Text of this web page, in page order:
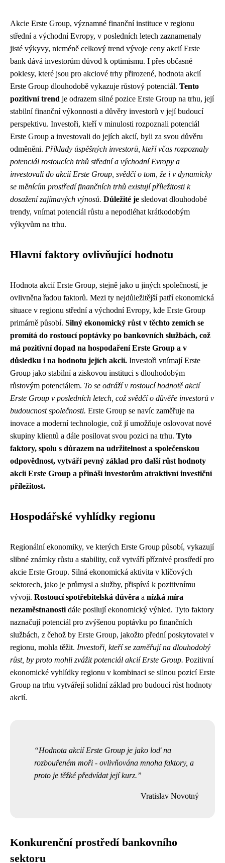
Akcie Erste Group, významné finanční instituce v regionu
střední a východní Evropy, v posledních letech zaznamenaly
jisté výkyvy, nicméně celkový trend vývoje ceny akcií Erste
bank dává investorům důvod k optimismu. I přes občasné
poklesy, které jsou pro akciové trhy přirozené, hodnota akcií
Erste Group dlouhodobě vykazuje růstový potenciál. Tento
pozitivní trend je odrazem silné pozice Erste Group na trhu, její
stabilní finanční výkonnosti a důvěry investorů v její budoucí
perspektivu. Investoři, kteří v minulosti rozpoznali potenciál
Erste Group a investovali do jejích akcií, byli za svou důvěru
odměněni. Příklady úspěšných investorů, kteří včas rozpoznaly
potenciál rostoucích trhů střední a východní Evropy a
investovali do akcií Erste Group, svědčí o tom, že i v dynamicky
se měnícím prostředí finančních trhů existují příležitosti k
dosažení zajímavých výnosů. Důležité je sledovat dlouhodobé
trendy, vnímat potenciál růstu a nepodléhat krátkodobým
výkyvům na trhu.
Hlavní faktory ovlivňující hodnotu
Hodnota akcií Erste Group, stejně jako u jiných společností, je
ovlivněna řadou faktorů. Mezi ty nejdůležitější patří ekonomická
situace v regionu střední a východní Evropy, kde Erste Group
primárně působí. Silný ekonomický růst v těchto zemích se
promítá do rostoucí poptávky po bankovních službách, což
má pozitivní dopad na hospodaření Erste Group a v
důsledku i na hodnotu jejích akcií. Investoři vnímají Erste
Group jako stabilní a ziskovou instituci s dlouhodobým
růstovým potenciálem. To se odráží v rostoucí hodnotě akcií
Erste Group v posledních letech, což svědčí o důvěře investorů v
budoucnost společnosti. Erste Group se navíc zaměřuje na
inovace a moderní technologie, což jí umožňuje oslovovat nové
skupiny klientů a dále posilovat svou pozici na trhu. Tyto
faktory, spolu s důrazem na udržitelnost a společenskou
odpovědnost, vytváří pevný základ pro další růst hodnoty
akcií Erste Group a přináší investorům atraktivní investiční
příležitost.
Hospodářské vyhlídky regionu
Regionální ekonomiky, ve kterých Erste Group působí, vykazují
slibné známky růstu a stability, což vytváří příznivé prostředí pro
akcie Erste Group. Silná ekonomická aktivita v klíčových
sektorech, jako je průmysl a služby, přispívá k pozitivnímu
vývoji. Rostoucí spotřebitelská důvěra a nízká míra
nezaměstnanosti dále posilují ekonomický výhled. Tyto faktory
naznačují potenciál pro zvýšenou poptávku po finančních
službách, z čehož by Erste Group, jakožto přední poskytovatel v
regionu, mohla těžit. Investoři, kteří se zaměřují na dlouhodobý
růst, by proto mohli zvážit potenciál akcií Erste Group. Pozitivní
ekonomické vyhlídky regionu v kombinaci se silnou pozicí Erste
Group na trhu vytvářejí solidní základ pro budoucí růst hodnoty
akcií.
Hodnota akcií Erste Group je jako loď na
rozbouřeném moři - ovlivňována mnoha faktory, a
proto je těžké předvídat její kurz.
Vratislav Novotný
Konkurenční prostředí bankovního
sektoru